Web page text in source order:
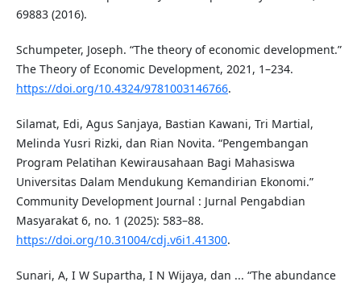
69883 (2016).
Schumpeter, Joseph. “The theory of economic development.”
The Theory of Economic Development, 2021, 1–234.
https://doi.org/10.4324/9781003146766.
Silamat, Edi, Agus Sanjaya, Bastian Kawani, Tri Martial,
Melinda Yusri Rizki, dan Rian Novita. “Pengembangan
Program Pelatihan Kewirausahaan Bagi Mahasiswa
Universitas Dalam Mendukung Kemandirian Ekonomi.”
Community Development Journal : Jurnal Pengabdian
Masyarakat 6, no. 1 (2025): 583–88.
https://doi.org/10.31004/cdj.v6i1.41300.
Sunari, A, I W Supartha, I N Wijaya, dan ... “The abundance